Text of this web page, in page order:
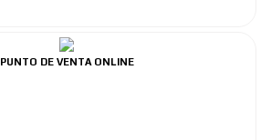
PUNTO DE VENTA ONLINE